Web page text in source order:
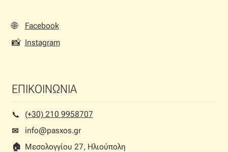
🌐 Facebook
📸 Instagram
ΕΠΙΚΟΙΝΩΝΙΑ
📞︎
(+30) 210 9958707
✉
info@pasxos.gr
🏠︎ Μεσολογγίου 27, Ηλιούπολη